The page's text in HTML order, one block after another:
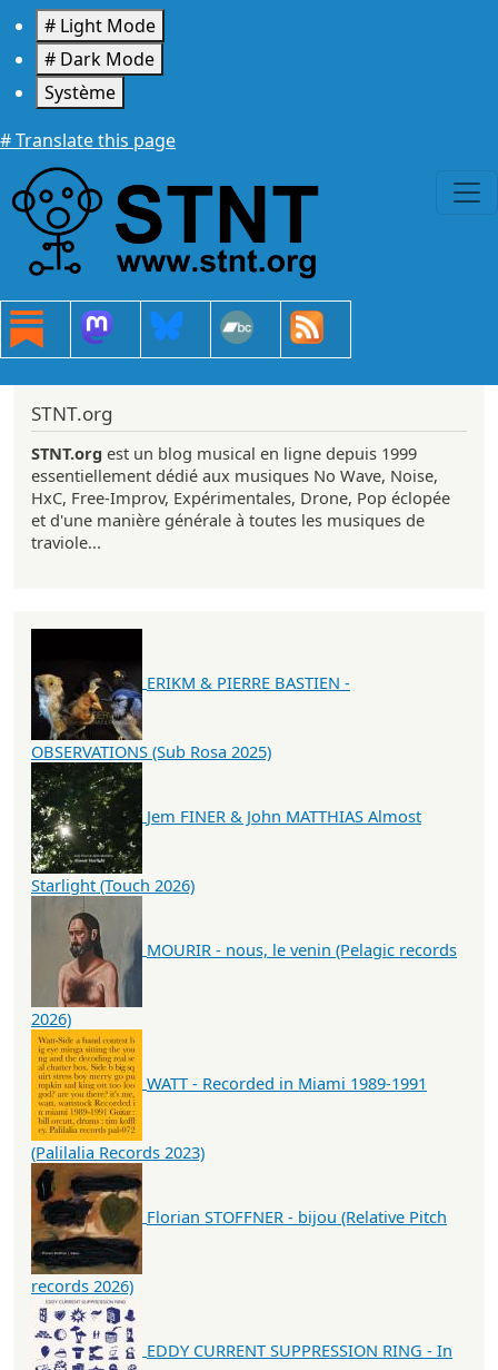
Aller au contenu principal
# Light Mode
# Dark Mode
Système
# Translate this page
STNT.org
STNT.org est un blog musical en ligne depuis 1999
essentiellement dédié aux musiques No Wave, Noise,
HxC, Free-Improv, Expérimentales, Drone, Pop éclopée
et d'une manière générale à toutes les musiques de
traviole...
ERIKM & PIERRE BASTIEN -
OBSERVATIONS (Sub Rosa 2025)
Jem FINER & John MATTHIAS Almost
Starlight (Touch 2026)
MOURIR - nous, le venin (Pelagic records
2026)
WATT - Recorded in Miami 1989-1991
(Palilalia Records 2023)
Florian STOFFNER - bijou (Relative Pitch
records 2026)
EDDY CURRENT SUPPRESSION RING - In